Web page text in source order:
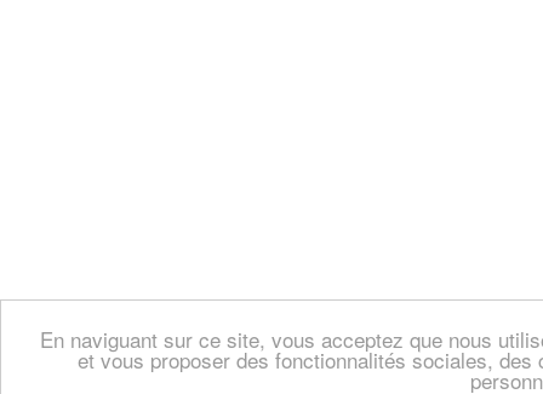
En naviguant sur ce site, vous acceptez que nous
et vous proposer des fonctionnalités sociales,